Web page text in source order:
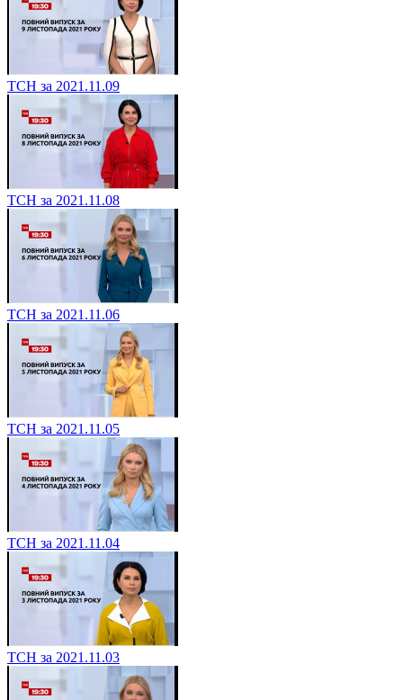
ТСН за 2021.11.09
ТСН за 2021.11.08
ТСН за 2021.11.06
ТСН за 2021.11.05
ТСН за 2021.11.04
ТСН за 2021.11.03